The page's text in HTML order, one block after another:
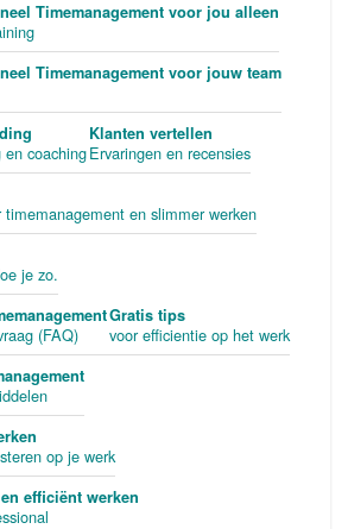
Timemanagement voor jou alleen
Timemanagement voor jouw team
en coaching
Klanten vertellen
Ervaringen en recensies
timemanagement en slimmer werken
je zo.
(FAQ)
Gratis tips
voor efficientie op het werk
op je werk
efficiënt werken